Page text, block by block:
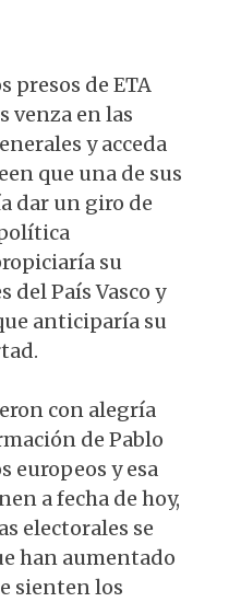
presos de ETA
venza en las
y acceda
que una de sus
dar un giro de
su
del País Vasco y
anticiparía su
con alegría
de Pablo
europeos y esa
a fecha de hoy,
electorales se
han aumentado
sienten los